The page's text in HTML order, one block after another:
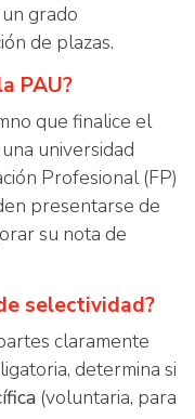
grado
de plazas.
PAU?
que finalice el
universidad
Profesional (FP)
presentarse de
su nota de
selectividad?
claramente
determina si
(voluntaria, para